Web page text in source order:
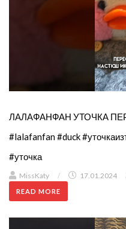
ЛАЛАФАНФАН УТОЧКА
#lalafanfan #duck
#уточка
MissKaty / 17.01.2024
READ MORE